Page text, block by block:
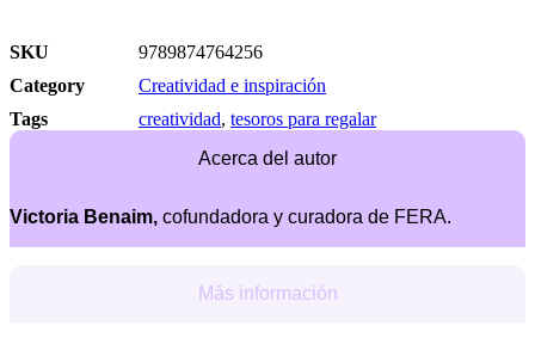
SKU
9789874764256
Category
Creatividad e inspiración
Tags
creatividad, tesoros para regalar
Acerca del autor
Más información
Victoria Benaim, cofundadora y curadora de FERA.